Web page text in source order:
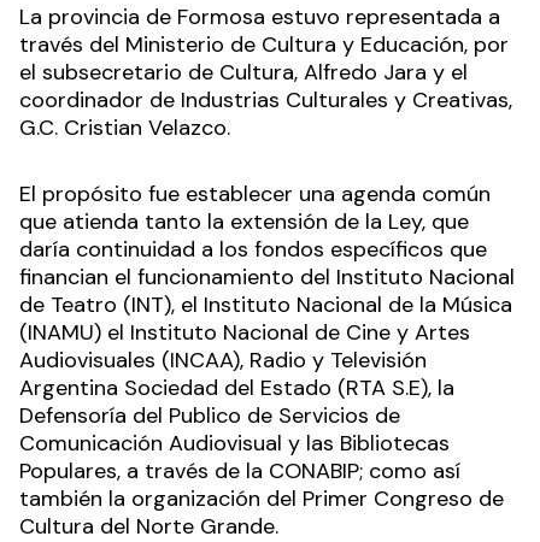
La provincia de Formosa estuvo representada a
través del Ministerio de Cultura y Educación, por
el subsecretario de Cultura, Alfredo Jara y el
coordinador de Industrias Culturales y Creativas,
G.C. Cristian Velazco.
El propósito fue establecer una agenda común
que atienda tanto la extensión de la Ley, que
daría continuidad a los fondos específicos que
financian el funcionamiento del Instituto Nacional
de Teatro (INT), el Instituto Nacional de la Música
(INAMU) el Instituto Nacional de Cine y Artes
Audiovisuales (INCAA), Radio y Televisión
Argentina Sociedad del Estado (RTA S.E), la
Defensoría del Publico de Servicios de
Comunicación Audiovisual y las Bibliotecas
Populares, a través de la CONABIP; como así
también la organización del Primer Congreso de
Cultura del Norte Grande.